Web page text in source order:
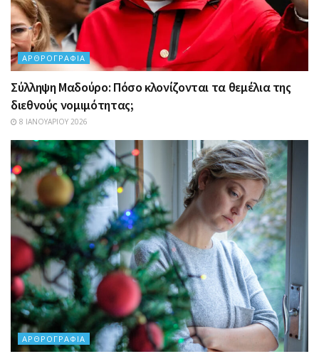
ΑΡΘΡΟΓΡΑΦΊΑ
Σύλληψη Μαδούρο: Πόσο κλονίζονται τα θεμέλια της
διεθνούς νομιμότητας;
8 ΙΑΝΟΥΑΡΊΟΥ 2026
ΑΡΘΡΟΓΡΑΦΊΑ